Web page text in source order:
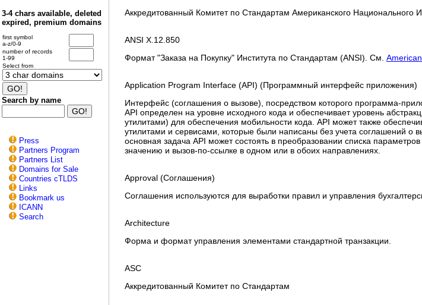
3-4 chars available, deleted
expired, premium domains
first symbol
a-z/0-9
number of records
1-99
Select from
Search by name
Press
Partners Program
Partners List
Domains for Sale
Countries cTLDS
Links
Bookmark us
ICANN
Search
Аккредитованный Комитет по Стандартам Американского Национального
ANSI X.12.850
Формат "Заказа на Покупку" Института по Стандартам (ANSI). См.
Application Program Interface (API) (Программный интерфейс приложения)
Интерфейс (соглашения о вызове), посредством которого программа-
API определен на уровне исходного кода и обеспечивает уровень
утилитами) для обеспечения мобильности кода. API может также
утилитами и сервисами, которые были написаны без учета соглашений
основная задача API может состоять в преобразовании списка
значению и вызов-по-ссылке в одном или в обоих направлениях.
Approval (Соглашения)
Соглашения используются для выработки правил и управления
Architecture
Форма и формат управления элементами стандартной транзакции.
ASC
Аккредитованный Комитет по Стандартам